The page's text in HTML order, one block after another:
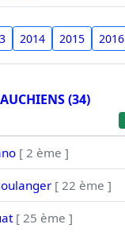
2014 2015 2016
(34)
[ 2 ème ]
[ 22 ème ]
[ 25 ème ]